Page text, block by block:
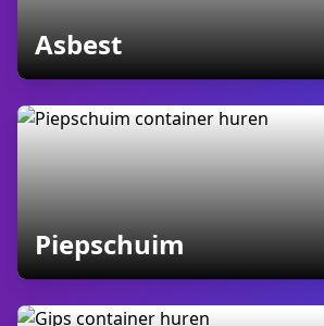
Asbestcontainers
Piepschuimcontainers